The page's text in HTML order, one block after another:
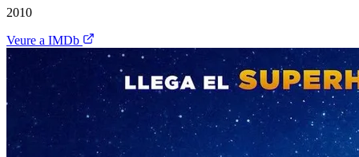
2010
Veure a IMDb